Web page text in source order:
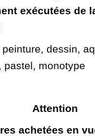
exécutées de
peinture, dessin,
pastel, monotype
Attention
achetées en